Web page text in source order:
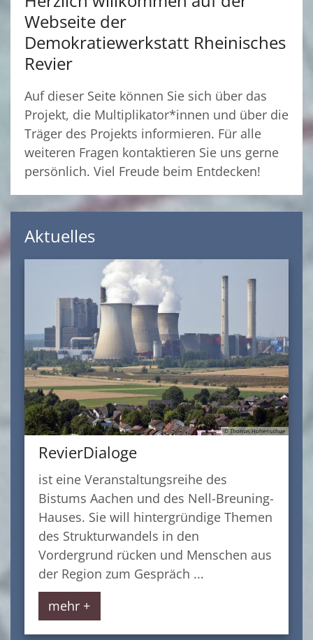
Webseite der
Demokratiewerkstatt Rheinisches
Revier
Auf dieser Seite können Sie sich über das
Projekt, die Multiplikator*innen und über die
Träger des Projekts informieren. Für alle
weiteren Fragen kontaktieren Sie uns gerne
persönlich. Viel Freude beim Entdecken!
Aktuelles
© Thomas Hohenschue
RevierDialoge
ist eine Veranstaltungsreihe des
Bistums Aachen und des Nell-Breuning-
Hauses. Sie will hintergründige Themen
des Strukturwandels in den
Vordergrund rücken und Menschen aus
der Region zum Gespräch ...
mehr +